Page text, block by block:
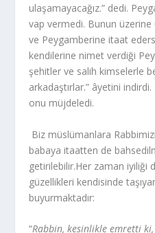
ulaşamayacağız.” dedi.
vap vermedi. Bunun üzerine
ve Peygamberine itaat
kendilerine nimet verdiği
şehitler ve salih kimselerle
arkadaştırlar.” âyetini indirdi.
onu müjdeledi.
Biz müslümanlara
babaya itaatten de
getirilebilir.Her zaman iyiliği
güzellikleri kendisinde
buyurmaktadır:
“Rabbin, kesinlikle emretti